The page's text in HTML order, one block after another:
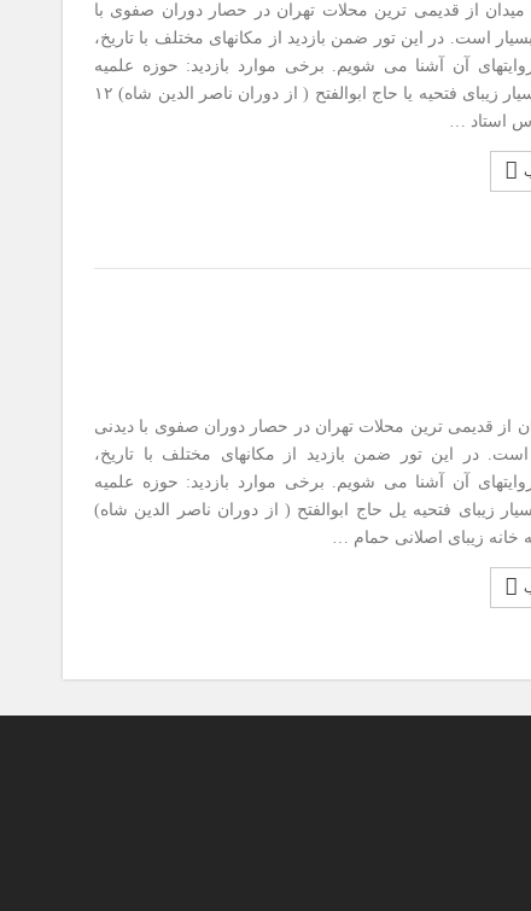
از قدیمی ترین محلات تهران در حصار دوران صفوی با
است. در این تور ضمن بازدید از مکانهای مختلف با تاریخ،
آن آشنا می شویم. برخی موارد بازدید: حوزه علمیه
قاجاری و بسیار زیبای فتحیه یا حاج ابوالفتح ( از دوران ناصر الدین شاه) ۱۲
استاد …
از قدیمی ترین محلات تهران در حصار دوران صفوی با دیدنی
در این تور ضمن بازدید از مکانهای مختلف با تاریخ،
آن آشنا می شویم. برخی موارد بازدید: حوزه علمیه
زیبای فتحیه یل حاج ابوالفتح ( از دوران ناصر الدین شاه)
خانه زیبای اصلانی حمام …